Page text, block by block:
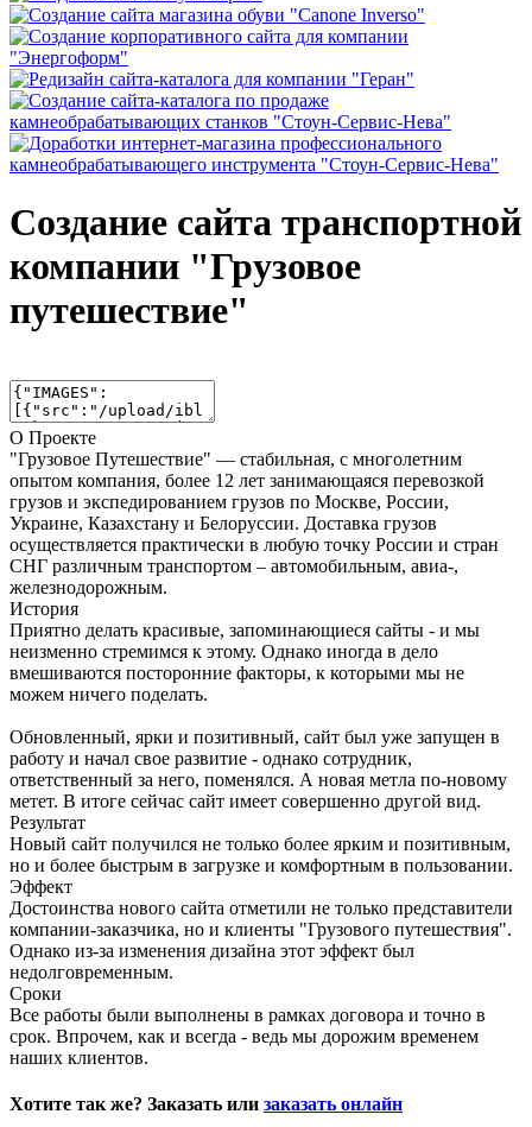
Создание сайта транспортной
компании "Грузовое
путешествие"
О Проекте
"Грузовое Путешествие" — стабильная, с многолетним
опытом компания, более 12 лет занимающаяся перевозкой
грузов и экспедированием грузов по Москве, России,
Украине, Казахстану и Белоруссии. Доставка грузов
осуществляется практически в любую точку России и стран
СНГ различным транспортом – автомобильным, авиа-,
железнодорожным.
История
Приятно делать красивые, запоминающиеся сайты - и мы
неизменно стремимся к этому. Однако иногда в дело
вмешиваются посторонние факторы, к которыми мы не
можем ничего поделать.
Обновленный, ярки и позитивный, сайт был уже запущен в
работу и начал свое развитие - однако сотрудник,
ответственный за него, поменялся. А новая метла по-новому
метет. В итоге сейчас сайт имеет совершенно другой вид.
Результат
Новый сайт получился не только более ярким и позитивным,
но и более быстрым в загрузке и комфортным в пользовании.
Эффект
Достоинства нового сайта отметили не только представители
компании-заказчика, но и клиенты "Грузового путешествия".
Однако из-за изменения дизайна этот эффект был
недолговременным.
Сроки
Все работы были выполнены в рамках договора и точно в
срок. Впрочем, как и всегда - ведь мы дорожим временем
наших клиентов.
Хотите так же? Заказать или заказать онлайн